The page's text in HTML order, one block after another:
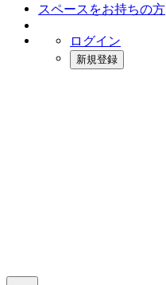
スペースをお持ちの方
ログイン
新規登録